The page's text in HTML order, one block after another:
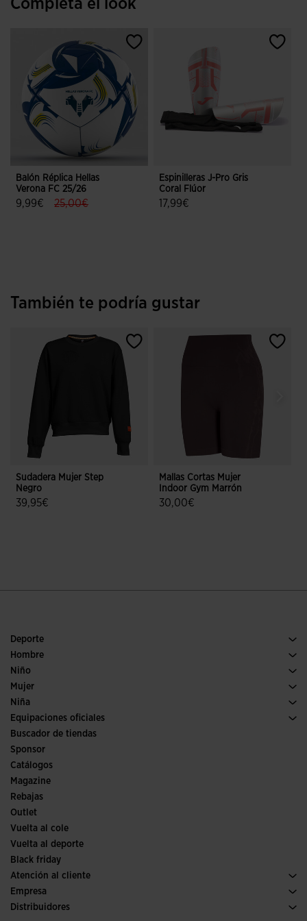
Completa el look
Balón Réplica Hellas
Verona FC 25/26
9,99€ label.price.reduced.from
25,00€label.price.to
Espinilleras J-Pro Gris
Coral Flúor
17,99€
También te podría gustar
Sudadera Mujer Step
Negro
39,95€
Mallas Cortas Mujer
Indoor Gym Marrón
30,00€
Deporte
Running
Pádel
Fútbol
Trail running
Tenis
Hombre
Calzado Hombre
Deporte
Niño
Ver todo ropa niño
Mujer
Ropa Mujer
Deporte
Niña
Ver todo ropa niña
Equipaciones oficiales
Fútbol
Fútbol sala
Comités y Federaciones
Ediciones especiales
Buscador de tiendas
Sponsor
Catálogos
Magazine
Rebajas
Outlet
Vuelta al cole
Vuelta al deporte
Black friday
Atención al cliente
Condiciones de compra
Transporte y entrega
Empresa
Historia
Distribuidores